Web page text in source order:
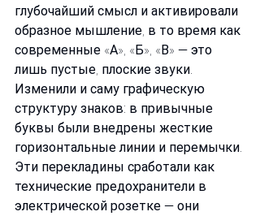
глубочайший смысл и активировали
образное мышление, в то время как
современные «А», «Б», «В» — это
лишь пустые, плоские звуки.
Изменили и саму графическую
структуру знаков: в привычные
буквы были внедрены жесткие
горизонтальные линии и перемычки.
Эти перекладины сработали как
технические предохранители в
электрической розетке — они